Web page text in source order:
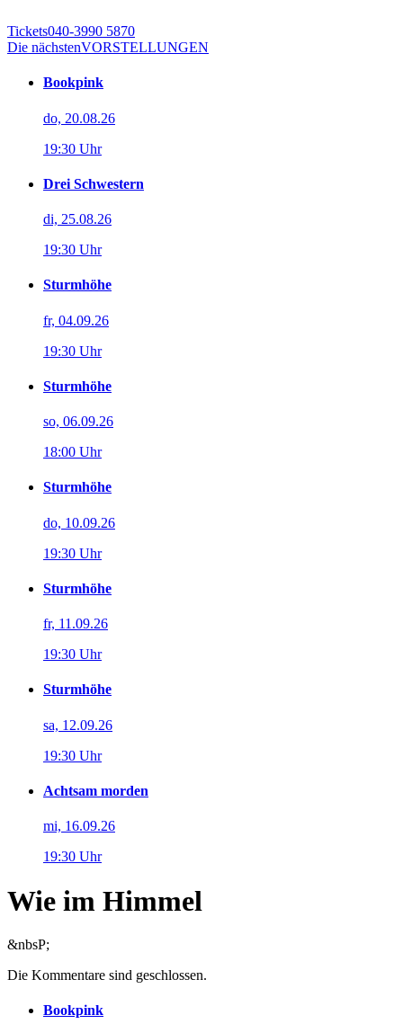
Tickets040-3990 5870
Die nächstenVORSTELLUNGEN
Bookpink
do, 20.08.26
19:30 Uhr
Drei Schwestern
di, 25.08.26
19:30 Uhr
Sturmhöhe
fr, 04.09.26
19:30 Uhr
Sturmhöhe
so, 06.09.26
18:00 Uhr
Sturmhöhe
do, 10.09.26
19:30 Uhr
Sturmhöhe
fr, 11.09.26
19:30 Uhr
Sturmhöhe
sa, 12.09.26
19:30 Uhr
Achtsam morden
mi, 16.09.26
19:30 Uhr
Wie im Himmel
&nbsP;
Die Kommentare sind geschlossen.
Bookpink